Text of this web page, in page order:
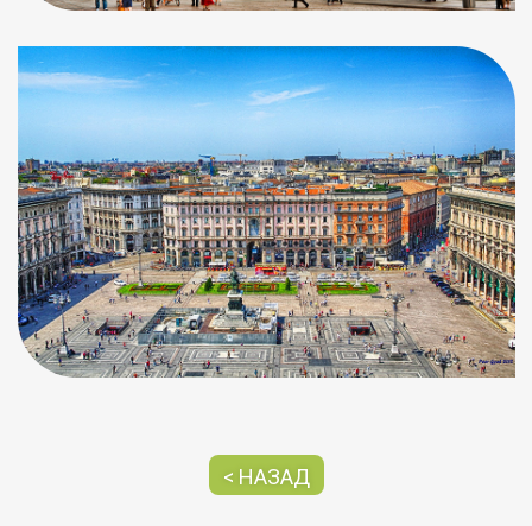
< НАЗАД